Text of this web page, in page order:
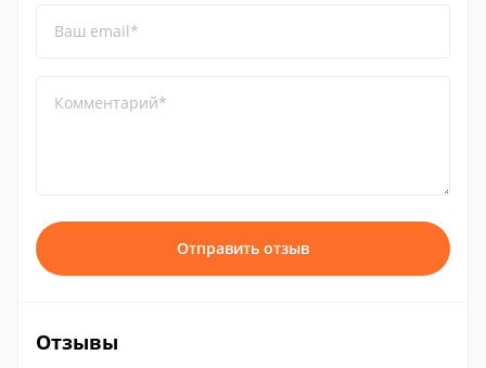
Ваш email*
Комментарий*
Отправить отзыв
Отзывы